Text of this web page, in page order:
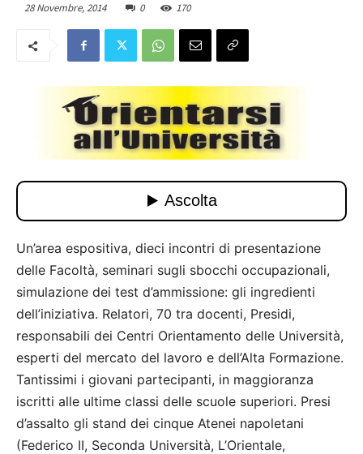
28 Novembre, 2014 0 170
Un’area espositiva, dieci incontri di presentazione
delle Facoltà, seminari sugli sbocchi occupazionali,
simulazione dei test d’ammissione: gli ingredienti
dell’iniziativa. Relatori, 70 tra docenti, Presidi,
responsabili dei Centri Orientamento delle Università,
esperti del mercato del lavoro e dell’Alta Formazione.
Tantissimi i giovani partecipanti, in maggioranza
iscritti alle ultime classi delle scuole superiori. Presi
d’assalto gli stand dei cinque Atenei napoletani
(Federico II, Seconda Università, L’Orientale,